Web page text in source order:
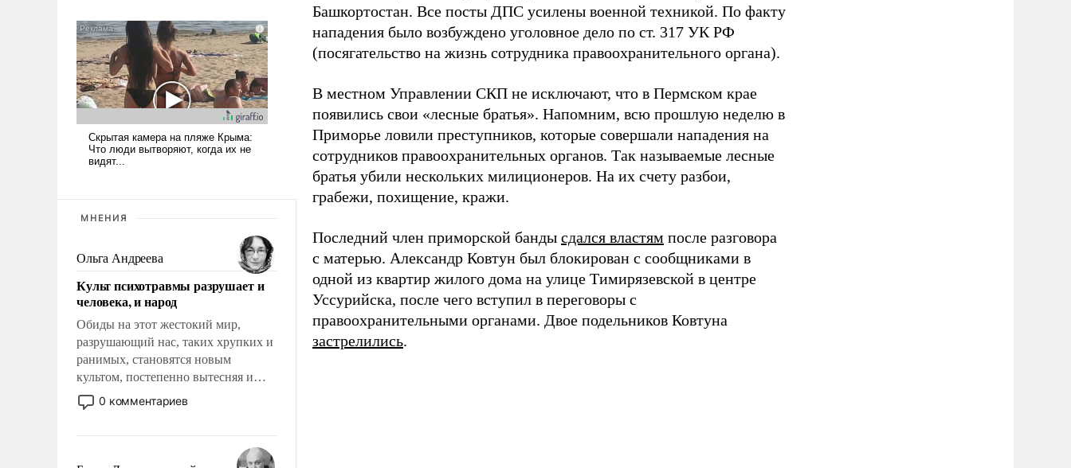
МНЕНИЯ
Ольга Андреева
Культ психотравмы разрушает и
человека, и народ
Обиды на этот жестокий мир,
разрушающий нас, таких хрупких и
ранимых, становятся новым
культом, постепенно вытесняя и
отменяя традиционное требование к
человеку – быть мужественным и
на себя ответственность, помогать
слабым, идти вперед и
0 комментариев
Башкортостан. Все посты ДПС усилены военной техникой. По факту
нападения было возбуждено уголовное дело по ст. 317 УК РФ
(посягательство на жизнь сотрудника правоохранительного органа).
В местном Управлении СКП не исключают, что в Пермском крае
появились свои «лесные братья». Напомним, всю прошлую неделю в
Приморье ловили преступников, которые совершали нападения на
сотрудников правоохранительных органов. Так называемые лесные
братья убили нескольких милиционеров. На их счету разбои,
грабежи, похищение, кражи.
Последний член приморской банды сдался властям после разговора
с матерью. Александр Ковтун был блокирован с сообщниками в
одной из квартир жилого дома на улице Тимирязевской в центре
Уссурийска, после чего вступил в переговоры с
правоохранительными органами. Двое подельников Ковтуна
застрелились.